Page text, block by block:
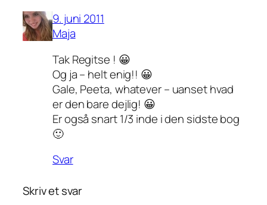
9. juni 2011
Maja
Tak Regitse ! 😀
Og ja – helt enig!! 😀
Gale, Peeta, whatever – uanset hvad
er den bare dejlig! 😀
Er også snart 1/3 inde i den sidste bog
🙂
Svar
Skriv et svar